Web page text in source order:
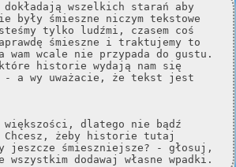
dokładają wszelkich starań aby
były śmieszne niczym tekstowe
tylko ludźmi, czasem coś
śmieszne i traktujemy to
wcale nie przypada do gustu.
historie wydają nam się
- a wy uważacie, że tekst jest
dlatego nie bądź
Chcesz, żeby historie tutaj
jeszcze śmieszniejsze? - głosuj,
wszystkim dodawaj własne wpadki.